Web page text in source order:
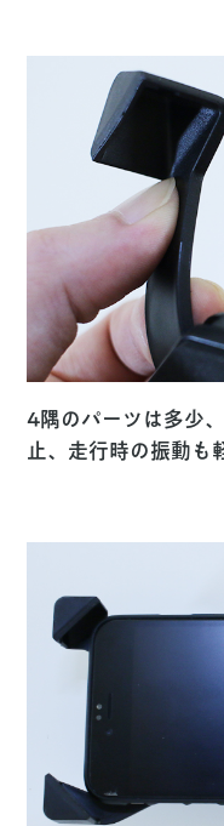
4隅のパーツは多少
止、走行時の振動も